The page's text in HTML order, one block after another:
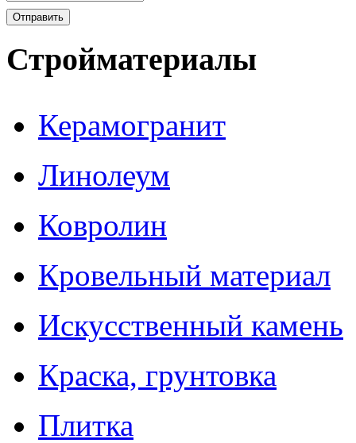
Стройматериалы
Керамогранит
Линолеум
Ковролин
Кровельный материал
Искусственный камень
Краска, грунтовка
Плитка